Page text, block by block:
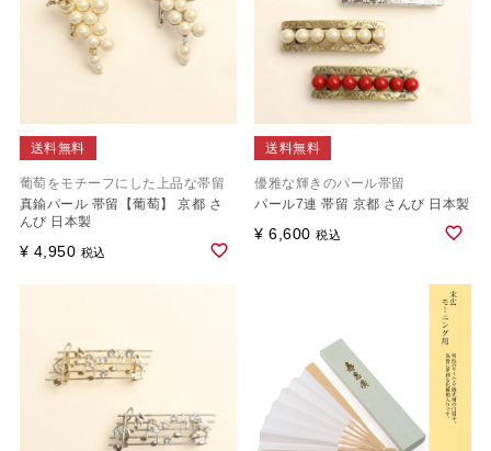
送料無料
葡萄をモチーフにした上品な帯留
真鍮パール 帯留【葡萄】 京都 さ
んび 日本製
¥ 4,950 税込
送料無料
優雅な輝きのパール帯留
パール7連 帯留 京都 さんび 日本製
¥ 6,600 税込